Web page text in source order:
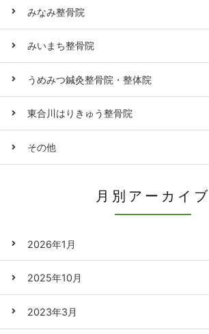
みなみ整骨院
みいまち整骨院
うめみつ鍼灸整骨院・整体院
東合川はりきゅう整骨院
その他
月別アーカイブ
2026年1月
2025年10月
2023年3月